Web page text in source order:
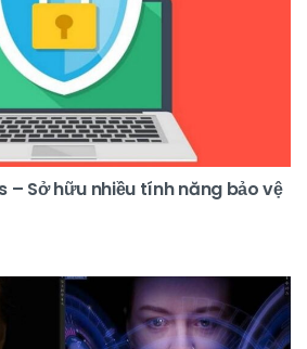
– Sở hữu nhiều tính năng bảo vệ